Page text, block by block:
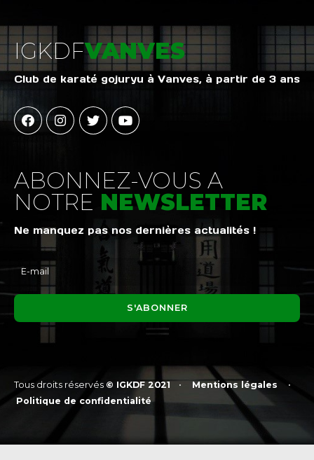
IGKDFVANVES
Club de karaté gojuryu à Vanves, à partir de 3 ans
ABONNEZ-VOUS A
NOTRE NEWSLETTER
Ne manquez pas nos dernières actualités !
Tous droits réservés © IGKDF 2021 • Mentions légales •
Politique de confidentialité